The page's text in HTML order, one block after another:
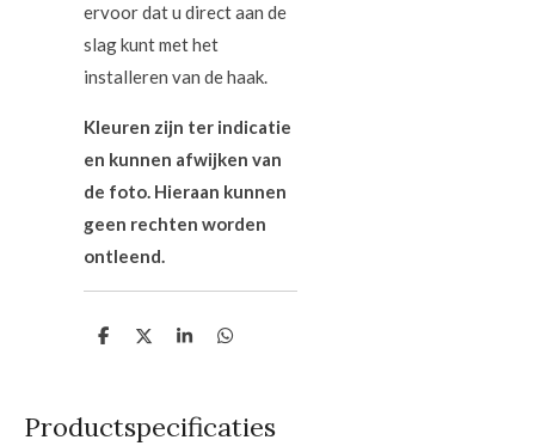
ervoor dat u direct aan de
slag kunt met het
installeren van de haak.
Kleuren zijn ter indicatie
en kunnen afwijken van
de foto. Hieraan kunnen
geen rechten worden
ontleend.
D
D
S
D
Productspecificaties